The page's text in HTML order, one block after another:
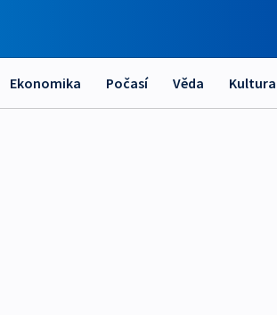
Ekonomika Počasí Věda Kultura